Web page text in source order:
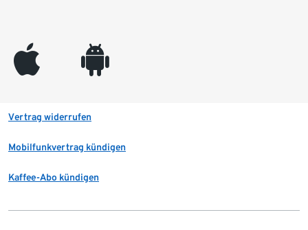
appleinc android
Vertrag widerrufen
Mobilfunkvertrag kündigen
Kaffee-Abo kündigen